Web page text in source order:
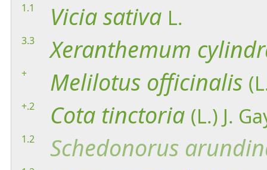
1.1 Viciasativa L.
3.3 Xeranthemum
+ Melilotus officinalis
+.2 Cota tinctoria (L.) J.
1.2 Schedonorus